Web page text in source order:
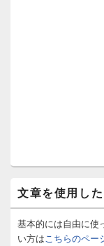
文章を使用し
基本的には自由に使
い方はこちらのペー